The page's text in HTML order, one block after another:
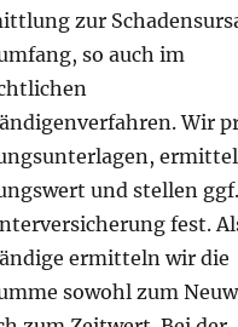
zur
so auch im
Wir
und stellen
fest.
ermitteln wir die
sowohl zum